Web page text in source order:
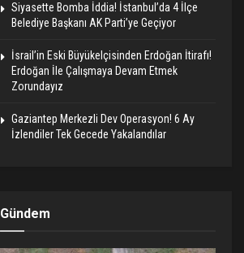
Siyasette Bomba İddia! İstanbul’da 4 İlçe
Belediye Başkanı AK Parti’ye Geçiyor
İsrail’in Eski Büyükelçisinden Erdoğan İtirafı!
Erdoğan İle Çalışmaya Devam Etmek
Zorundayız
Gaziantep Merkezli Dev Operasyon! 6 Ay
İzlendiler Tek Gecede Yakalandılar
Gündem